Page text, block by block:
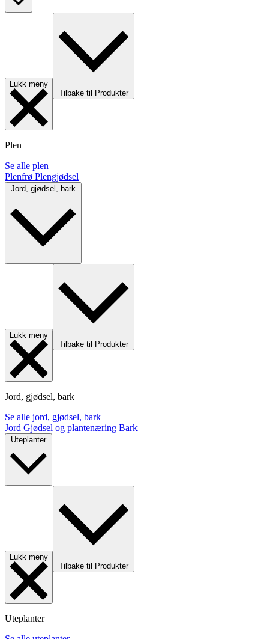
Lukk meny
Tilbake til Produkter
Plen
Se alle plen
Plenfrø Plengjødsel
Lukk meny
Tilbake til Produkter
Jord, gjødsel, bark
Se alle jord, gjødsel, bark
Jord Gjødsel og plantenæring Bark
Uteplanter
Lukk meny
Tilbake til Produkter
Uteplanter